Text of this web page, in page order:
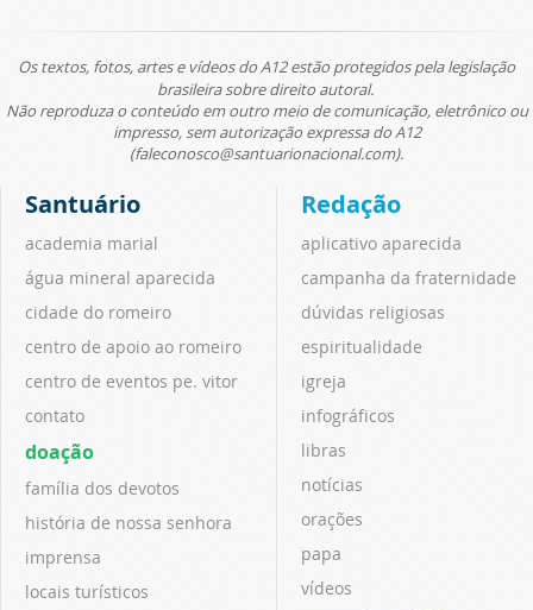
Os textos, fotos, artes e vídeos do A12 estão protegidos pela legislação
brasileira sobre direito autoral.
Não reproduza o conteúdo em outro meio de comunicação, eletrônico ou
impresso, sem autorização expressa do A12
(faleconosco@santuarionacional.com).
Santuário
academia marial
água mineral aparecida
cidade do romeiro
centro de apoio ao romeiro
centro de eventos pe. vitor
contato
doação
família dos devotos
história de nossa senhora
imprensa
locais turísticos
Redação
aplicativo aparecida
campanha da fraternidade
dúvidas religiosas
espiritualidade
igreja
infográficos
libras
notícias
orações
papa
vídeos